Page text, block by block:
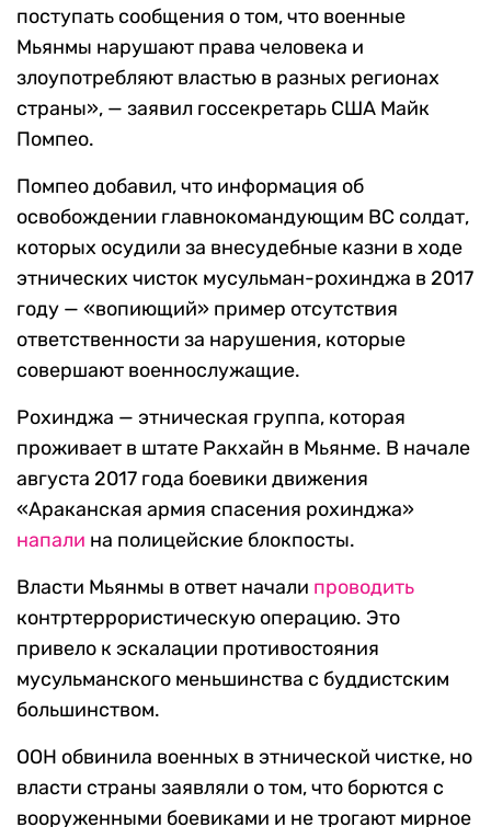
поступать сообщения о том, что военные
Мьянмы нарушают права человека и
злоупотребляют властью в разных регионах
страны», — заявил госсекретарь США Майк
Помпео.
Помпео добавил, что информация об
освобождении главнокомандующим ВС солдат,
которых осудили за внесудебные казни в ходе
этнических чисток мусульман-рохинджа в 2017
году — «вопиющий» пример отсутствия
ответственности за нарушения, которые
совершают военнослужащие.
Рохинджа — этническая группа, которая
проживает в штате Ракхайн в Мьянме. В начале
августа 2017 года боевики движения
«Араканская армия спасения рохинджа»
напали на полицейские блокпосты.
Власти Мьянмы в ответ начали проводить
контртеррористическую операцию. Это
привело к эскалации противостояния
мусульманского меньшинства с буддистским
большинством.
ООН обвинила военных в этнической чистке, но
власти страны заявляли о том, что борются с
вооруженными боевиками и не трогают мирное